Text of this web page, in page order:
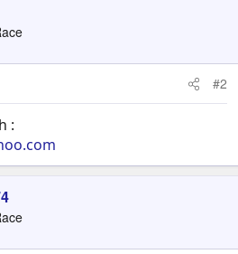
#2
: